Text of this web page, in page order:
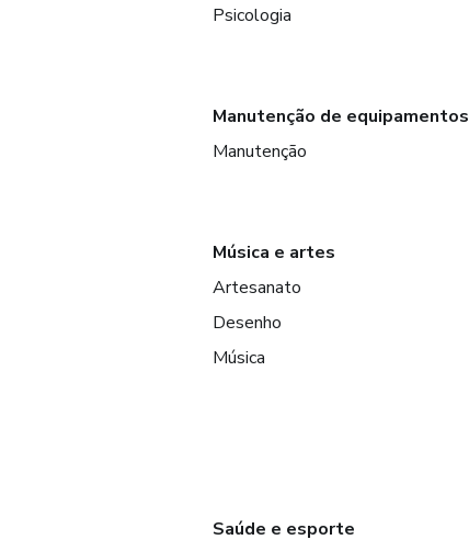
Psicologia
Manutenção de equipamentos
Manutenção
Música e artes
Artesanato
Desenho
Música
Saúde e esporte